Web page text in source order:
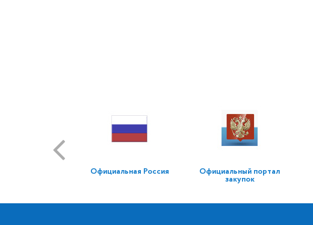
Официальная Россия Официальный портал
закупок